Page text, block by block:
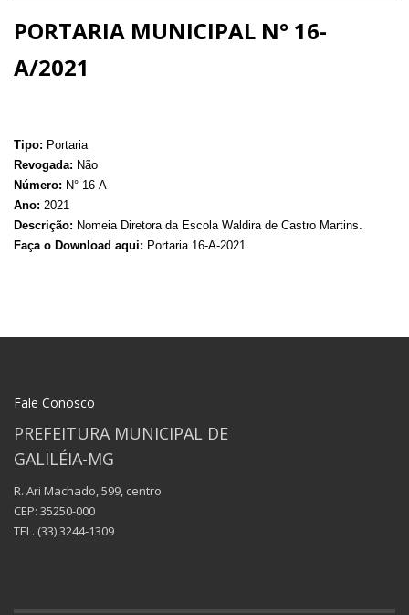
PORTARIA MUNICIPAL N° 16-
A/2021
Tipo: Portaria
Revogada: Não
Número: N° 16-A
Ano: 2021
Descrição: Nomeia Diretora da Escola Waldira de Castro Martins.
Faça o Download aqui: Portaria 16-A-2021
Fale Conosco
PREFEITURA MUNICIPAL DE
GALILÉIA-MG
R. Ari Machado, 599, centro
CEP: 35250-000
TEL. (33) 3244-1309